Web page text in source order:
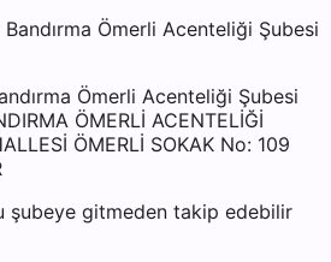
Bandırma Ömerli Acenteliği Şubesi
Ömerli Acenteliği Şubesi
ÖMERLİ ACENTELİĞİ
ÖMERLİ SOKAK No: 109
şubeye gitmeden takip edebilir